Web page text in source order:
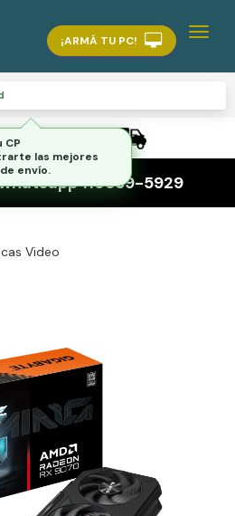
¡ARMÁ TU PC!
TODO EL PAÍS
116559-5929
Video
CP
las mejores
envío.